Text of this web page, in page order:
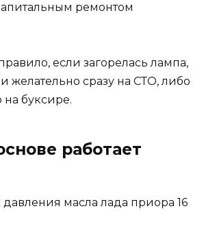
ремонтом
если загорелась лампа,
желательно сразу на СТО, либо
на буксире.
работает